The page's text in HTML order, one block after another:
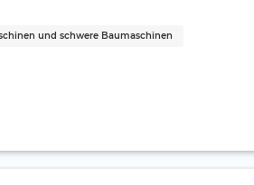
und schwere Baumaschinen